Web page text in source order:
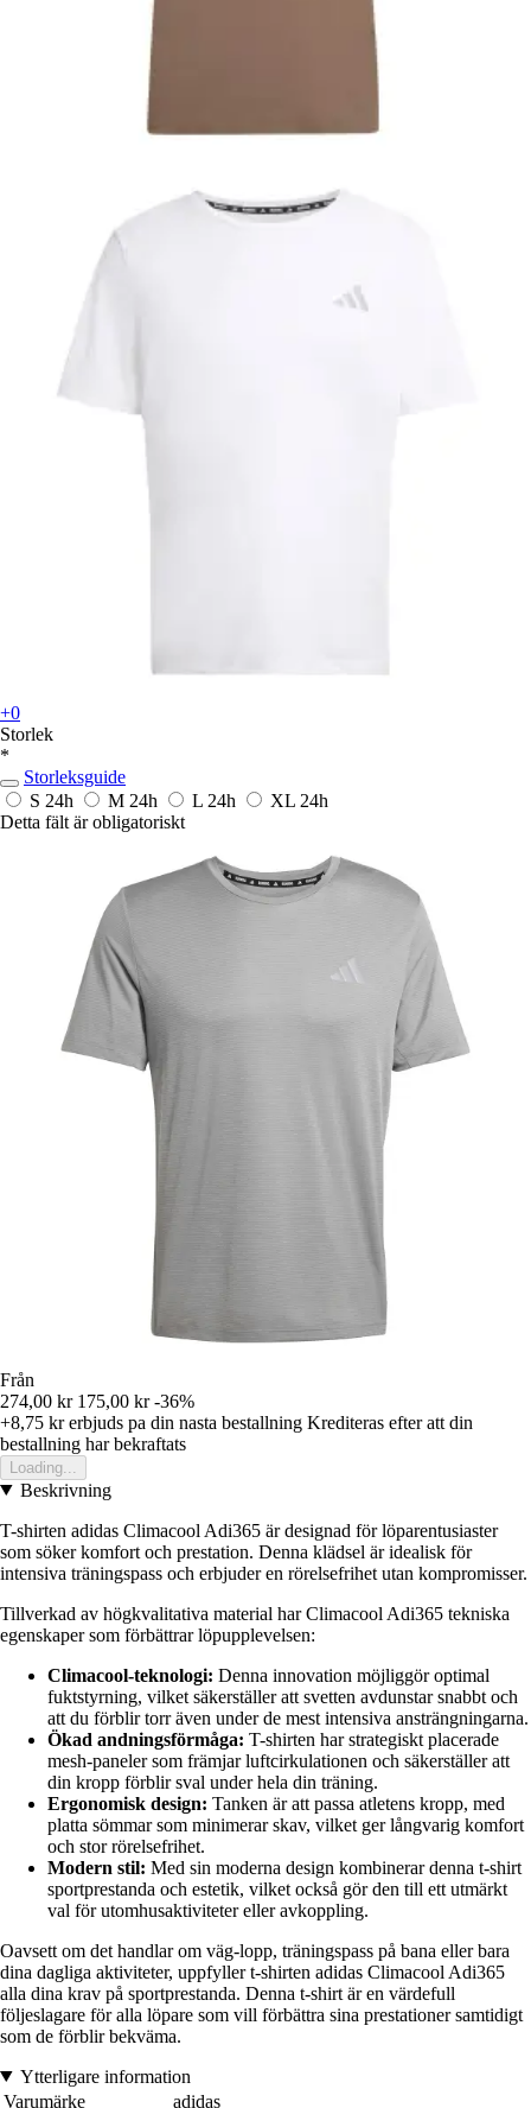
+0
Storlek
*
Storleksguide
S 24h M 24h L 24h XL 24h
Detta fält är obligatoriskt
Från
274,00 kr 175,00 kr -36%
+8,75 krerbjuds pa din nasta bestallning Krediteras efter att din
bestallning har bekraftats
Loading...
Beskrivning
T-shirten adidas Climacool Adi365 är designad för löparentusiaster
som söker komfort och prestation. Denna klädsel är idealisk för
intensiva träningspass och erbjuder en rörelsefrihet utan kompromisser.
Tillverkad av högkvalitativa material har Climacool Adi365 tekniska
egenskaper som förbättrar löpupplevelsen:
Climacool-teknologi: Denna innovation möjliggör optimal
fuktstyrning, vilket säkerställer att svetten avdunstar snabbt och
att du förblir torr även under de mest intensiva ansträngningarna.
Ökad andningsförmåga: T-shirten har strategiskt placerade
mesh-paneler som främjar luftcirkulationen och säkerställer att
din kropp förblir sval under hela din träning.
Ergonomisk design: Tanken är att passa atletens kropp, med
platta sömmar som minimerar skav, vilket ger långvarig komfort
och stor rörelsefrihet.
Modern stil: Med sin moderna design kombinerar denna t-shirt
sportprestanda och estetik, vilket också gör den till ett utmärkt
val för utomhusaktiviteter eller avkoppling.
Oavsett om det handlar om väg-lopp, träningspass på bana eller bara
dina dagliga aktiviteter, uppfyller t-shirten adidas Climacool Adi365
alla dina krav på sportprestanda. Denna t-shirt är en värdefull
följeslagare för alla löpare som vill förbättra sina prestationer samtidigt
som de förblir bekväma.
Ytterligare information
Varumärke
adidas